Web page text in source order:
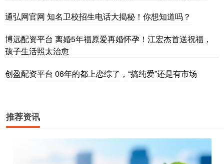
通弘网官网 知名卫校招生电话大揭秘！你想知道吗？
博远配资平台 离婚5年福原爱再婚怀孕！江宏杰首送祝福，
孩子生活照太治愈
创盈配资平台 06年的都上恋综了，“搞纯爱”还是有市场
推荐资讯